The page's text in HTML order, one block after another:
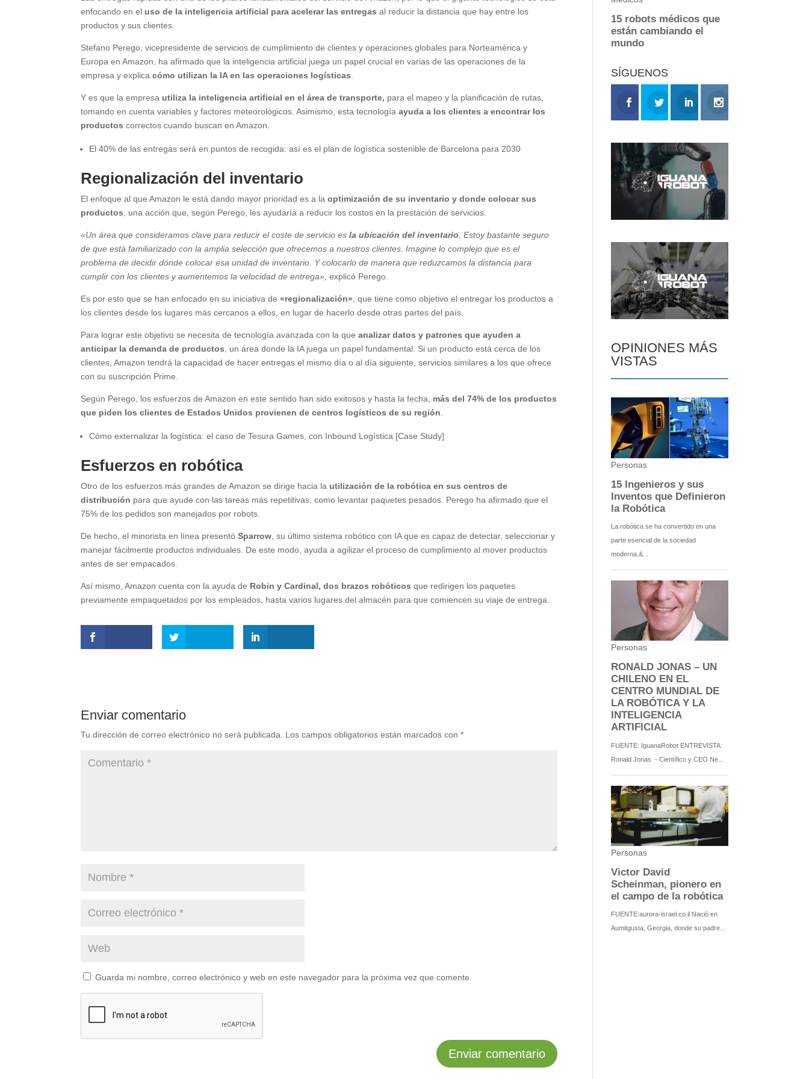
enfocando en el uso de la inteligencia artificial para acelerar las entregas al reducir la distancia que hay entre los
productos y sus clientes.
Stefano Perego, vicepresidente de servicios de cumplimiento de clientes y operaciones globales para Norteamérica y
Europa en Amazon, ha afirmado que la inteligencia artificial juega un papel crucial en varias de las operaciones de la
empresa y explicacómo utilizan la IA en las operaciones logísticas
Y es que la empresa utiliza la inteligencia artificial en el área de transporte, para el mapeo y la planificación de rutas,
tomando en cuenta variables y factores meteorológicos. Asimismo, esta tecnologíaayuda a los clientes a encontrar los
productos correctos cuando buscan en Amazon.
El 40% de las entregas será en puntos de recogida: así es el plan de logística sostenible de Barcelona para 2030
Regionalización del inventario
El enfoque al que Amazon le está dando mayor prioridad es a laoptimización de su inventario y donde colocar sus
productos , una acción que, según Perego, les ayudaría a reducir los costos en la prestación de servicios.
«Un área que consideramos clave para reducir el coste de servicio esla ubicación del inventario . Estoy bastante seguro
de que está familiarizado con la amplia selección que ofrecemos a nuestros clientes. Imagine lo complejo que es el
problema de decidir dónde colocar esa unidad de inventario. Y colocarlo de manera que reduzcamos la distancia para
cumplir con los clientes y aumentemos la velocidad de entrega»,explicó Perego.
Es por esto que se han enfocado en su iniciativa de«regionalización» , que tiene como objetivo el entregar los productos a
los clientes desde los lugares más cercanos a ellos, en lugar de hacerlo desde otras partes del país.
Para lograr este objetivo se necesita de tecnología avanzada con la queanalizar datos y patrones que ayuden a
anticipar la demanda de productos , un área donde la IA juega un papel fundamental. Si un producto está cerca de los
clientes, Amazon tendrá la capacidad de hacer entregas el mismo día o al día siguiente, servicios similares a los que ofrece
con su suscripción Prime.
Según Perego, los esfuerzos de Amazon en este sentido han sido exitosos y hasta la fecha, más del 74% de los productos
que piden los clientes de Estados Unidos provienen de centros logísticos de su región
Cómo externalizar la logística: el caso de Tesura Games, con Inbound Logística [Case Study]
Esfuerzos en robótica
Otro de los esfuerzos más grandes de Amazon se dirige hacia la utilización de la robótica en sus centros de
distribución para que ayude con las tareas más repetitivas, como levantar paquetes pesados. Perego ha afirmado que el
75% de los pedidos son manejados por robots.
De hecho, el minorista en línea presentó Sparrow , su último sistema robótico con IA que es capaz de detectar, seleccionar y
manejar fácilmente productos individuales. De este modo, ayuda a agilizar el proceso de cumplimiento al mover productos
antes de ser empacados.
Así mismo, Amazon cuenta con la ayuda de Robin y Cardinal, dos brazos robóticos que redirigen los paquetes
previamente empaquetados por los empleados, hasta varios lugares del almacén para que comiencen su viaje de entrega.
Enviar comentario
Tu dirección de correo electrónico no será publicada. Los campos obligatorios están marcados con*
Guarda mi nombre, correo electrónico y web en este navegador para la próxima vez que comente.
SÍGUENOS
OPINIONES MÁS
VISTAS